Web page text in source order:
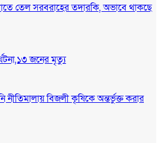
তেল সরবরাহের তদারকি, অভাবে থাকছে
জনের মৃত্যু
নীতিমালায় বিজলী কৃষিকে অন্তর্ভুক্ত করার